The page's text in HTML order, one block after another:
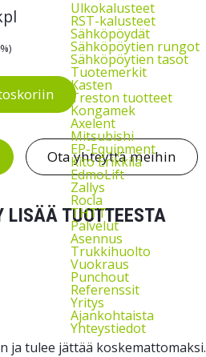
Ulkokalusteet
RST-kalusteet
Sähköpöydät
Sähköpöytien rungot
Sähköpöytien tasot
Tuotemerkit
Kasten
Treston tuotteet
Kongamek
Axelent
Mitsubishi
EP-Equipment
Kito Erikkilä
EdmoLift
Zallys
Rocla
THTT
Palvelut
Asennus
Trukkihuolto
Vuokraus
Punchout
Referenssit
Yritys
Ajankohtaista
Yhteystiedot
Ota yhteyttä meihin
LISÄÄ TUOTTEESTA
ja tulee jättää koskemattomaksi.